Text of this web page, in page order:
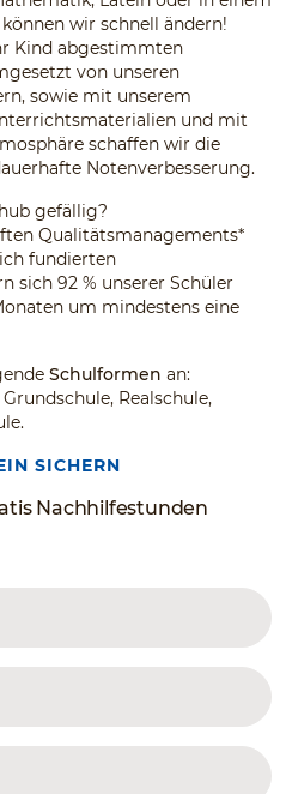
wir schnell ändern!
Kind abgestimmten
von unseren
sowie mit unserem
und mit
schaffen wir die
Notenverbesserung.
gefällig?
Qualitätsmanagements*
fundierten
sich 92 % unserer Schüler
um mindestens eine
Schulformen an:
Realschule,
SICHERN
Nachhilfestunden